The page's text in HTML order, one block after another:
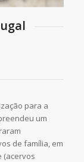
para a
um
de família, em
(acervos